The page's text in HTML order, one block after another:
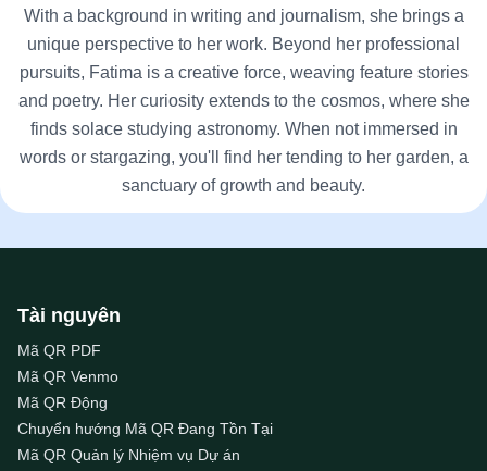
With a background in writing and journalism, she brings a
unique perspective to her work. Beyond her professional
pursuits, Fatima is a creative force, weaving feature stories
and poetry. Her curiosity extends to the cosmos, where she
finds solace studying astronomy. When not immersed in
words or stargazing, you'll find her tending to her garden, a
sanctuary of growth and beauty.
Tài nguyên
Mã QR PDF
Mã QR Venmo
Mã QR Động
Chuyển hướng Mã QR Đang Tồn Tại
Mã QR Quản lý Nhiệm vụ Dự án